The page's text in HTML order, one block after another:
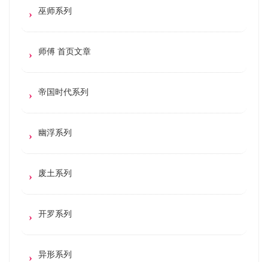
巫师系列
师傅 首页文章
帝国时代系列
幽浮系列
废土系列
开罗系列
异形系列